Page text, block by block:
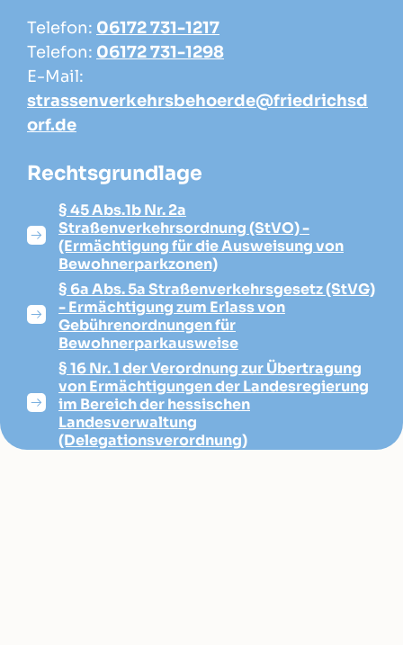
Telefon: 06172 731-1217
Telefon: 06172 731-1298
E-Mail:
strassenverkehrsbehoerde@friedrichsd
orf.de
Rechtsgrundlage
§ 45 Abs.1b Nr. 2a
Straßenverkehrsordnung (StVO) -
(Ermächtigung für die Ausweisung von
Bewohnerparkzonen)
§ 6a Abs. 5a Straßenverkehrsgesetz (StVG)
- Ermächtigung zum Erlass von
Gebührenordnungen für
Bewohnerparkausweise
§ 16 Nr. 1 der Verordnung zur Übertragung
von Ermächtigungen der Landesregierung
im Bereich der hessischen
Landesverwaltung
(Delegationsverordnung)